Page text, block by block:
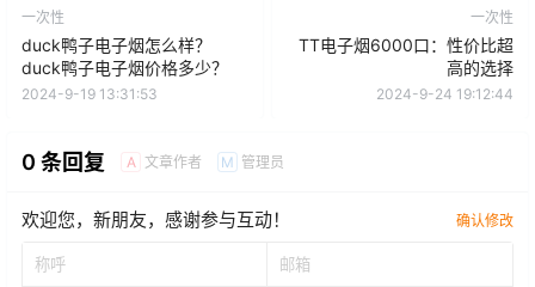
一次性
duck鸭子电子烟怎么样？
duck鸭子电子烟价格多少？
2024-9-19 13:31:53
一次性
TT电子烟6000口：性价比超
高的选择
2024-9-24 19:12:44
0 条回复 A 文章作者 M 管理员
欢迎您，新朋友，感谢参与互动！ 确认修改